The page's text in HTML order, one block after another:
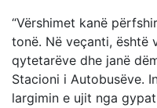
“Vërshimet kanë
tonë. Në veçanti, është
qytetarëve dhe janë
Stacioni i Autobusëve.
largimin e ujit nga